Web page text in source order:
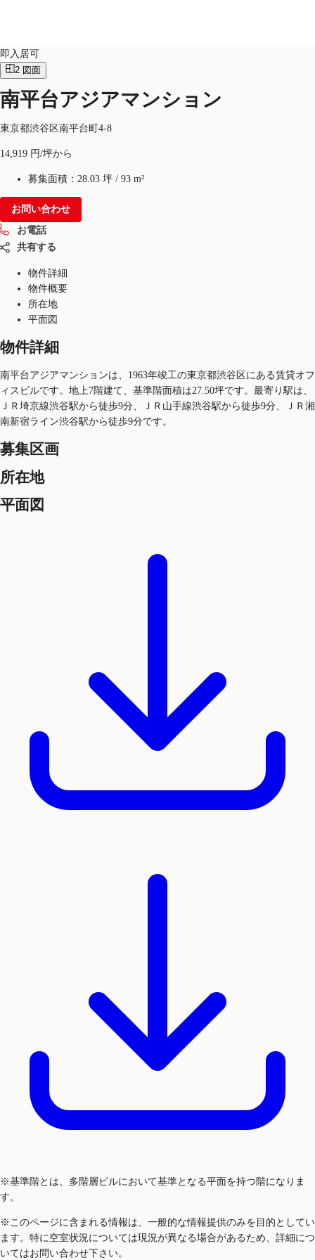
オフィス・事務所
倉庫・物流センター
地図検索
記事
仲介会社様はこちらへ
お気に入り
JP
お電話 お問合せ
即入居可
2 図面
南平台アジアマンション
東京都渋谷区南平台町4-8
14,919 円/坪から
募集面積： 28.03 坪 / 93 m²
お問い合わせ
お電話
共有する
物件詳細
物件概要
所在地
平面図
物件詳細
南平台アジアマンションは、1963年竣工の東京都渋谷区にある賃貸オフ
ィスビルです。地上7階建て、基準階面積は27.50坪です。最寄り駅は、
ＪＲ埼京線渋谷駅から徒歩9分、ＪＲ山手線渋谷駅から徒歩9分、ＪＲ湘
南新宿ライン渋谷駅から徒歩9分です。
募集区画
所在地
平面図
※基準階とは、多階層ビルにおいて基準となる平面を持つ階になりま
す。
※このページに含まれる情報は、一般的な情報提供のみを目的としてい
ます。特に空室状況については現況が異なる場合があるため、詳細につ
いてはお問い合わせ下さい。